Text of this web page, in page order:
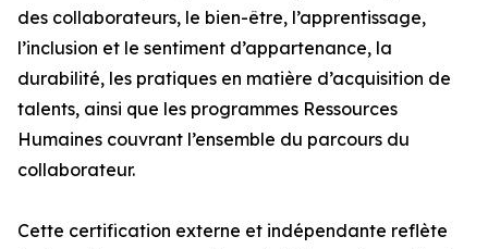
des collaborateurs, le bien-être, l’apprentissage,
l’inclusion et le sentiment d’appartenance, la
durabilité, les pratiques en matière d’acquisition de
talents, ainsi que les programmes Ressources
Humaines couvrant l’ensemble du parcours du
collaborateur.
Cette certification externe et indépendante reflète